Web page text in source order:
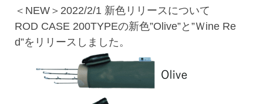
＜NEW＞2022/2/1 新色リリースについて
ROD CASE 200TYPEの新色”Olive”と”Ｗine Re
d”をリリースしました。